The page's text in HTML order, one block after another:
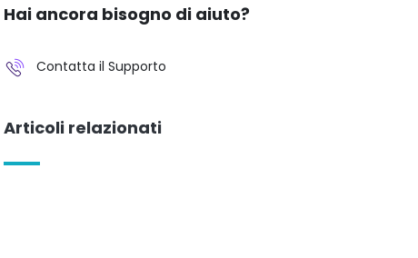
Hai ancora bisogno di aiuto?
Contatta il Supporto
Articoli relazionati